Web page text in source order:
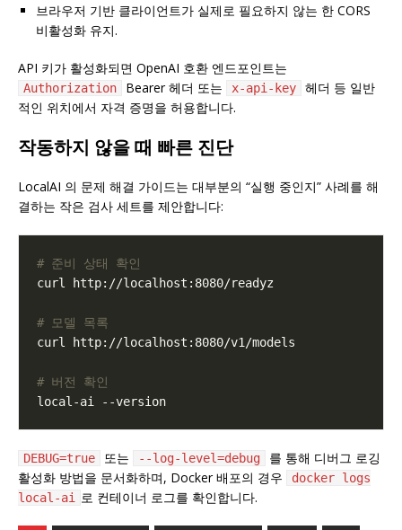
브라우저 기반 클라이언트가 실제로 필요하지 않는 한 CORS
비활성화 유지.
API 키가 활성화되면 OpenAI 호환 엔드포인트는
Authorization Bearer 헤더 또는 x-api-key
헤더 등 일반
적인 위치에서 자격 증명을 허용합니다.
작동하지 않을 때 빠른 진단
LocalAI 의 문제 해결 가이드는 대부분의 “실행 중인지” 사례를 해
결하는 작은 검사 세트를 제안합니다:
# 준비 상태 확인
# 모델 목록
# 버전 확인
DEBUG=true 또는 --log-level=debug
를 통해 디버그 로깅
활성화 방법을 문서화하며, Docker 배포의 경우
docker logs
local-ai
로 컨테이너 로그를 확인합니다.